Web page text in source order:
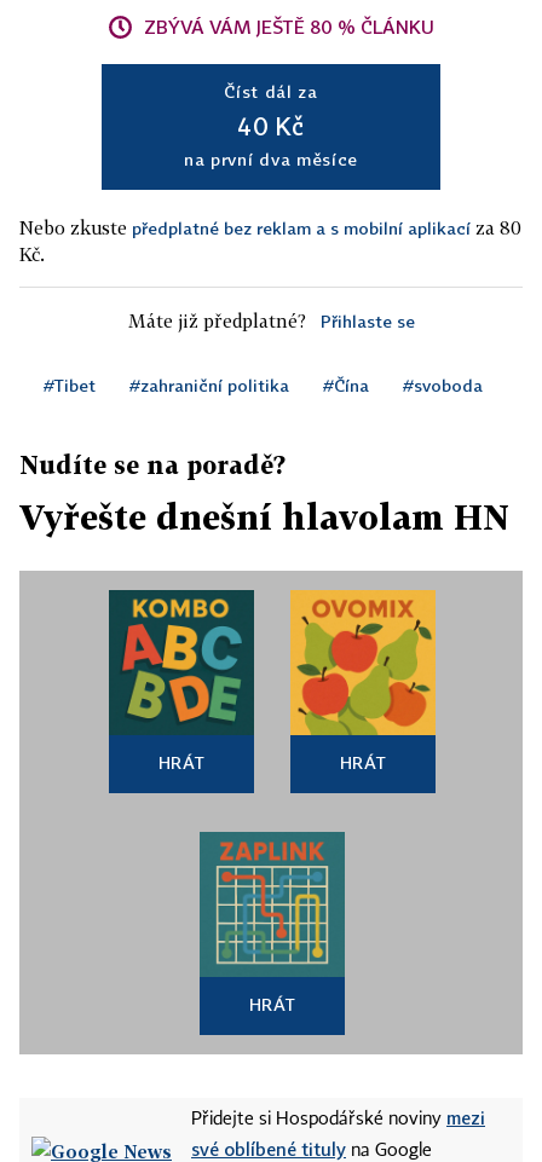
ZBÝVÁ VÁM JEŠTĚ 80 % ČLÁNKU
Číst dál za
40 Kč
na první dva měsíce
Nebo zkuste předplatné bez reklam a s mobilní aplikací za 80
Kč.
Máte již předplatné? Přihlaste se
#Tibet #zahraniční politika #Čína #svoboda
Nudíte se na poradě?
Vyřešte dnešní hlavolam HN
HRÁT HRÁT
HRÁT
Přidejte si Hospodářské noviny mezi
své oblíbené tituly na Google